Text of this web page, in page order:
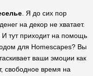
. Я до сих пор
на декор не хватает.
И тут приходит на помощь
для Homescapes? Вы
ваши эмоции как
свободное время на